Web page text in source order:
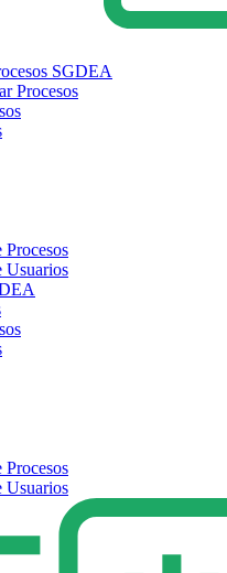
SGDEA
Procesos
Usuarios
Usuarios